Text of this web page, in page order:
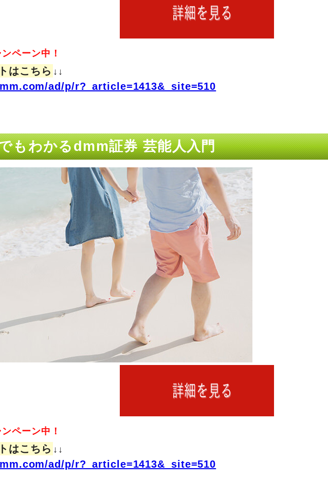
ペーン中！
はこちら ↓↓
ad/p/r?_article=1413&_site=510
もわかるdmm証券 芸能人入門
ペーン中！
はこちら ↓↓
ad/p/r?_article=1413&_site=510